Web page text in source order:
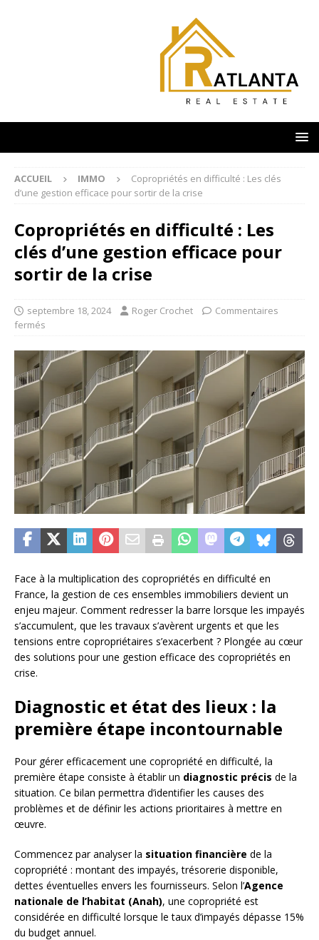
ACCUEIL IMMO
Copropriétés en difficulté : Les clés
d’une gestion efficace pour sortir de la crise
Copropriétés en difficulté : Les
clés d’une gestion efficace pour
sortir de la crise
septembre 18, 2024 Roger Crochet
Commentaires
fermés
Face à la multiplication des copropriétés en difficulté en
France, la gestion de ces ensembles immobiliers devient un
enjeu majeur. Comment redresser la barre lorsque les impayés
s’accumulent, que les travaux s’avèrent urgents et que les
tensions entre copropriétaires s’exacerbent ? Plongée au cœur
des solutions pour une gestion efficace des copropriétés en
crise.
Diagnostic et état des lieux : la
première étape incontournable
Pour gérer efficacement une copropriété en difficulté, la
première étape consiste à établir un diagnostic précis de la
situation. Ce bilan permettra d’identifier les causes des
problèmes et de définir les actions prioritaires à mettre en
œuvre.
Commencez par analyser la situation financière de la
copropriété : montant des impayés, trésorerie disponible,
dettes éventuelles envers les fournisseurs. Selon l’Agence
nationale de l’habitat (Anah), une copropriété est
considérée en difficulté lorsque le taux d’impayés dépasse 15%
du budget annuel.